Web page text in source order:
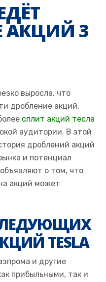
АКЦИЙ 3
выросла, что
дробление акций,
сплит акций тесла
аудитории. В этой
дроблений акций
и потенциал
о том, что
акций может
TESLA
и другие
прибыльными, так и